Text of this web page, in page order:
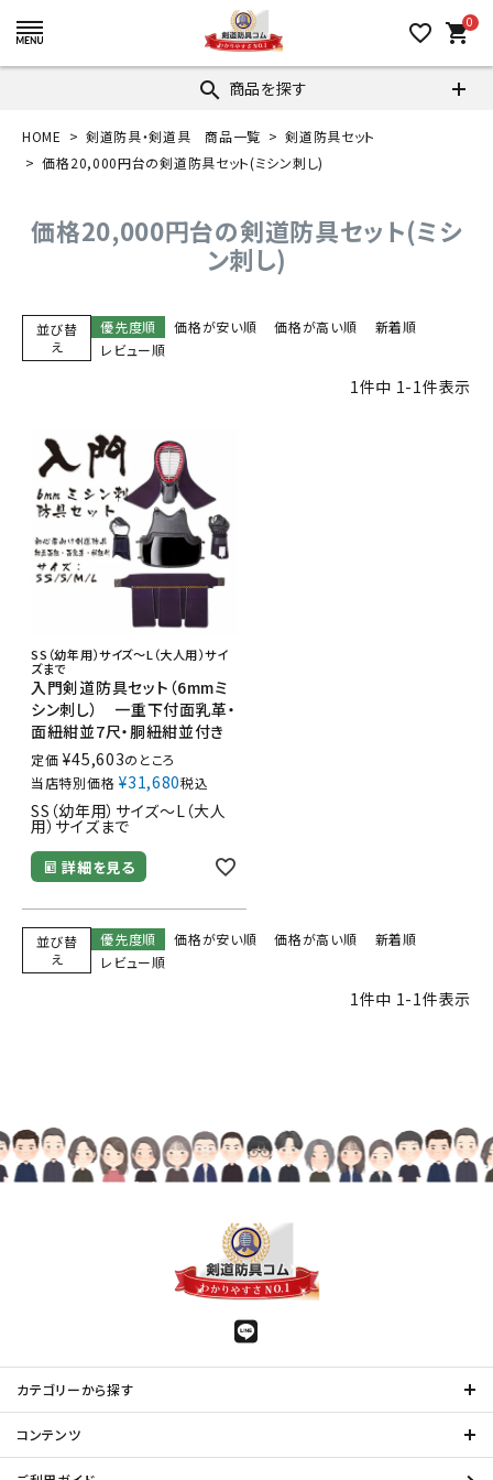
favorite_border 0
shopping_cart
search 商品を探す
HOME 剣道防具・剣道具 商品一覧
剣道防具セット
価格20,000円台の剣道防具セット(ミシン刺し)
価格20,000円台の剣道防具セット(ミシ
ン刺し)
並び替
え
優先度順 価格が安い順 価格が高い順
新着順
レビュー順
1件中 1-1件表示
SS（幼年用）サイズ～L（大人用）サイ
ズまで
入門剣道防具セット（6mmミ
シン刺し） 一重下付面乳革・
面紐紺並7尺・胴紐紺並付き
定価 ¥45,603のところ
当店特別価格 ¥31,680税込
SS（幼年用）サイズ～L（大人
用）サイズまで
詳細を見る
並び替
え
優先度順 価格が安い順 価格が高い順
新着順
レビュー順
1件中 1-1件表示
カテゴリーから探す
コンテンツ